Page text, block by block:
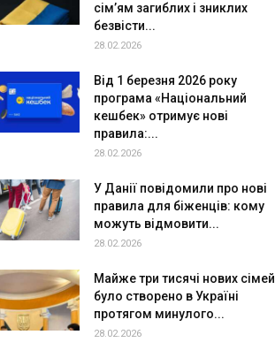
сім’ям загиблих і зниклих
безвісти...
28.02.2026
Від 1 березня 2026 року
програма «Національний
кешбек» отримує нові
правила:...
28.02.2026
У Данії повідомили про нові
правила для біженців: кому
можуть відмовити...
28.02.2026
Майже три тисячі нових сімей
було створено в Україні
протягом минулого...
28.02.2026